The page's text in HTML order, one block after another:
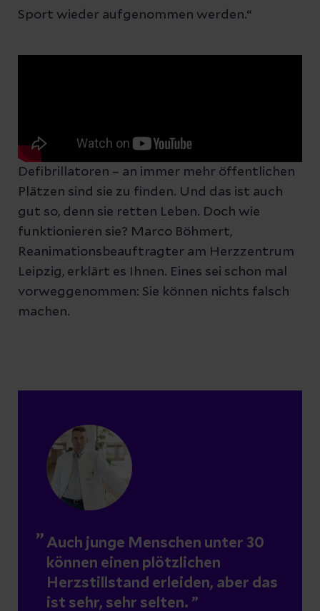
Sport wieder aufgenommen werden.“
Defibrillatoren – an immer mehr öffentlichen
Plätzen sind sie zu finden. Und das ist auch
gut so, denn sie retten Leben. Doch wie
funktionieren sie? Marco Böhmert,
Reanimationsbeauftragter am Herzzentrum
Leipzig, erklärt es Ihnen. Eines sei schon mal
vorweggenommen: Sie können nichts falsch
machen.
Auch junge Menschen unter 30
können einen plötzlichen
Herzstillstand erleiden, aber das
ist sehr, sehr selten.